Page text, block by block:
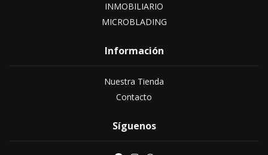
INMOBILIARIO
MICROBLADING
Información
Nuestra Tienda
Contacto
Síguenos